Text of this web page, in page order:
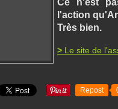
l'action
Très bien.
> Le site de
Repost